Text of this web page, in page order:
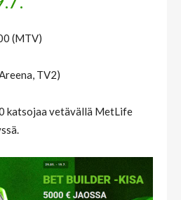
(MTV)
TV2)
katsojaa vetävällä MetLife